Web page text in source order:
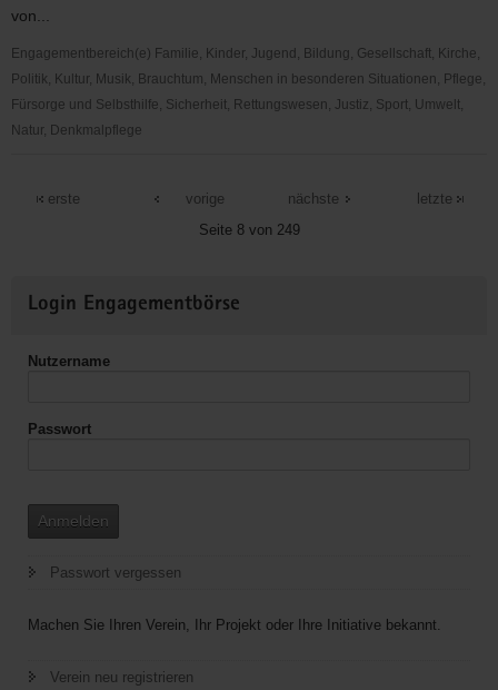
von...
Engagementbereich(e) Familie, Kinder, Jugend, Bildung, Gesellschaft, Kirche,
Politik, Kultur, Musik, Brauchtum, Menschen in besonderen Situationen, Pflege,
Fürsorge und Selbsthilfe, Sicherheit, Rettungswesen, Justiz, Sport, Umwelt,
Natur, Denkmalpflege
Gemeinschaft
Saitenspieler
erste
vorige
Seite 8 von 249
nächste letzte
Informationen
Login Engagementbörse
Nutzername
Passwort
Anmelden
Passwort vergessen
Machen Sie Ihren Verein, Ihr Projekt oder Ihre Initiative bekannt.
Verein neu registrieren